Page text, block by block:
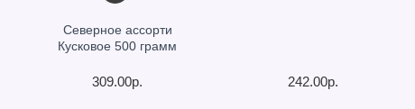
Северное ассорти
Кусковое 500 грамм
309.00р. 242.00р.